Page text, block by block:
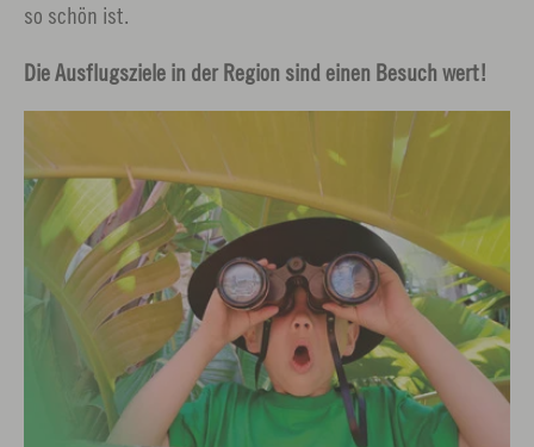
so schön ist.
Die Ausflugsziele in der Region sind einen Besuch wert!